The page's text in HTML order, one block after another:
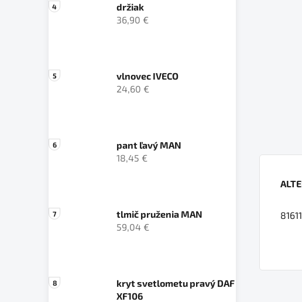
držiak
36,90 €
vlnovec IVECO
24,60 €
pant ľavý MAN
18,45 €
tlmič pruženia MAN
59,04 €
kryt svetlometu pravý DAF
XF106